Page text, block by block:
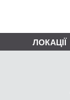
ЛОКАЦІЇ